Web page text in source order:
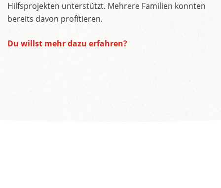
Hilfsprojekten unterstützt. Mehrere Familien konnten
bereits davon profitieren.
Du willst mehr dazu erfahren?